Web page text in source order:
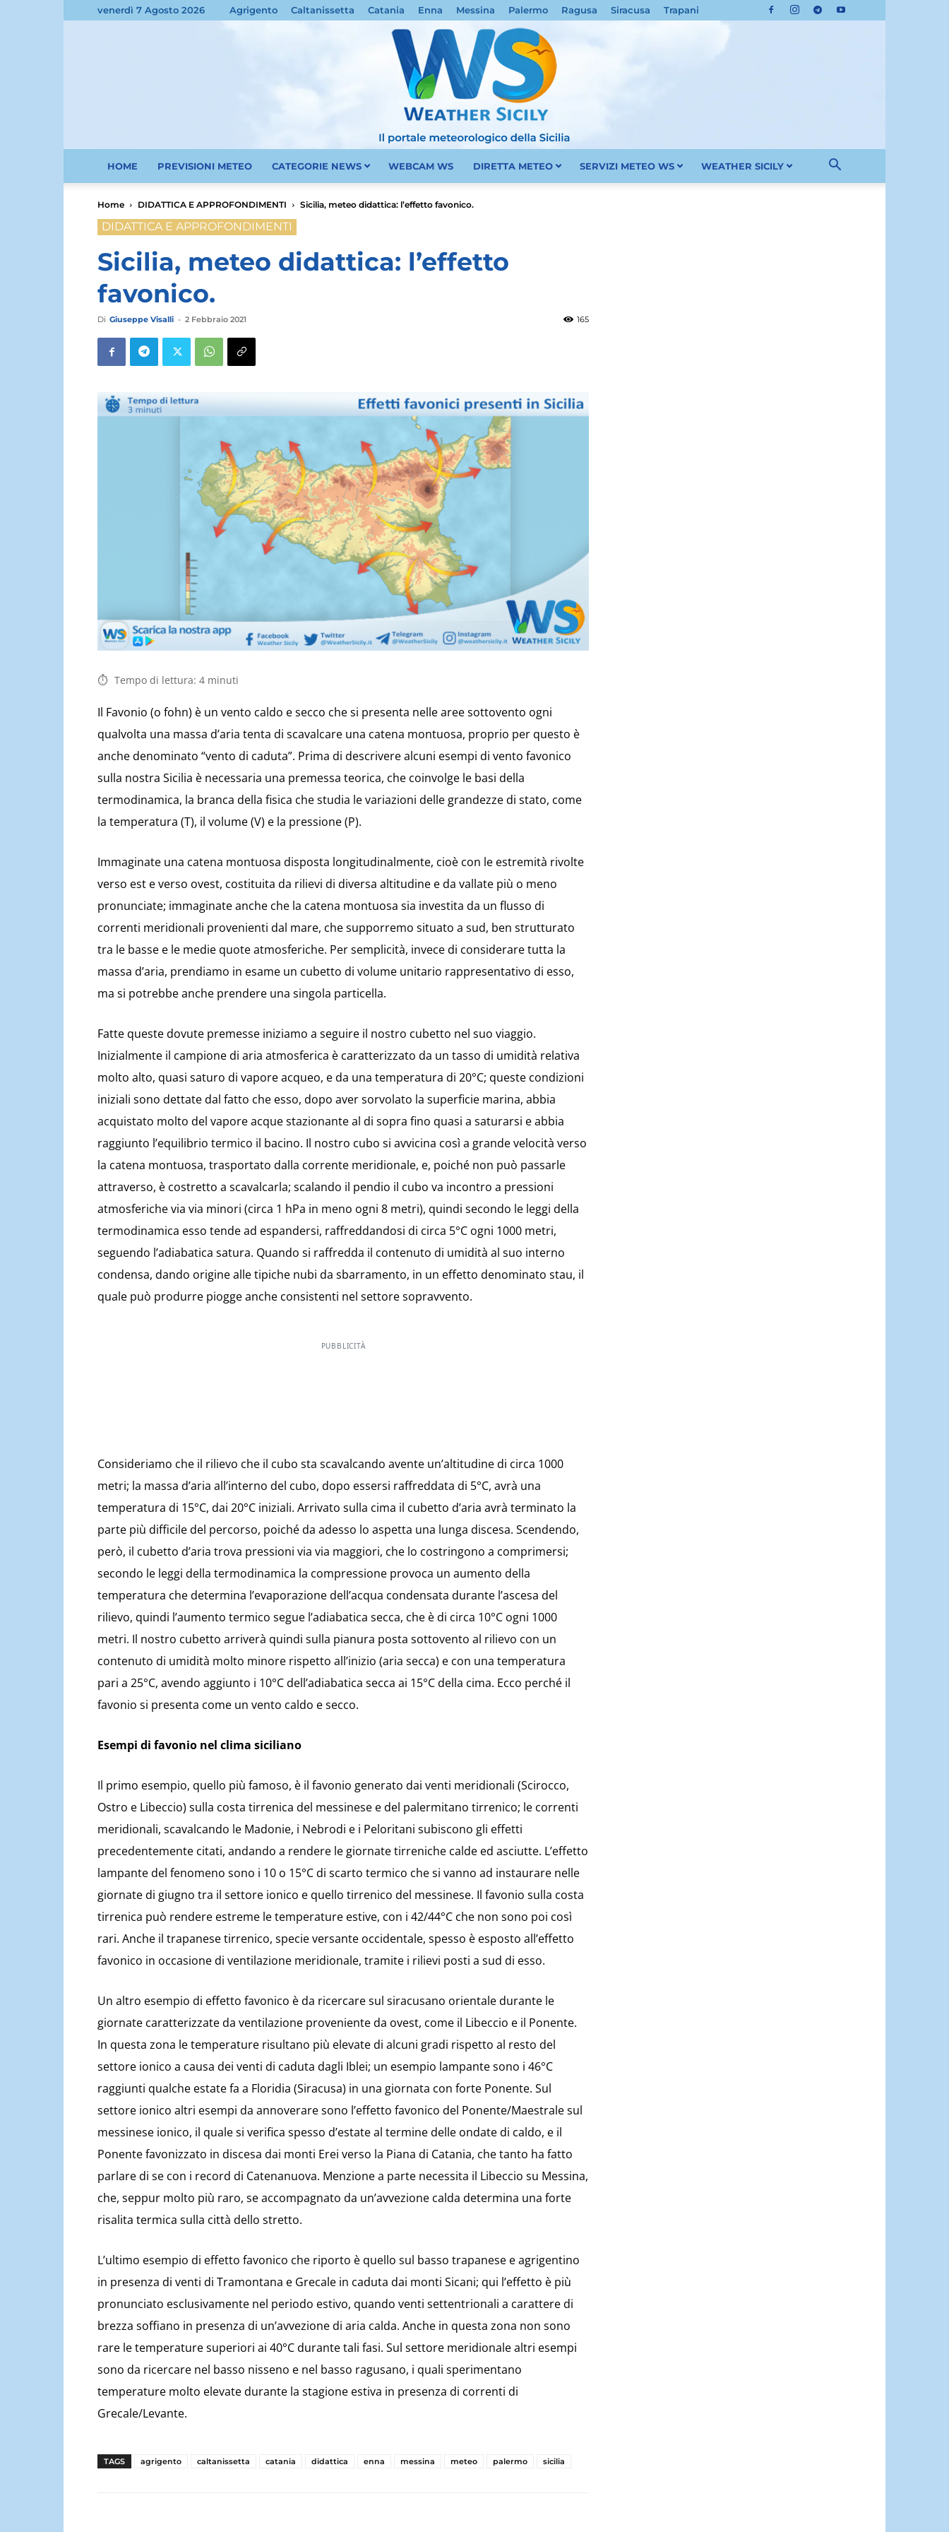
venerdì 7 Agosto 2026 Agrigento Caltanissetta Catania Enna Messina Palermo Ragusa Siracusa Trapani
Weather
HOME PREVISIONI METEO CATEGORIE NEWS WEBCAM WS DIRETTA METEO SERVIZI METEO WS WEATHER SICILY
Home DIDATTICA E APPROFONDIMENTI Sicilia, meteo didattica: l’effetto favonico.
DIDATTICA E APPROFONDIMENTI
Sicilia, meteo didattica: l’effetto
favonico.
Di Giuseppe Visalli - 2 Febbraio 2021 165
Tempo di lettura: 4 minuti
Il Favonio (o fohn) è un vento caldo e secco che si presenta nelle aree sottovento ogni
qualvolta una massa d’aria tenta di scavalcare una catena montuosa, proprio per questo è
anche denominato “vento di caduta”. Prima di descrivere alcuni esempi di vento favonico
sulla nostra Sicilia è necessaria una premessa teorica, che coinvolge le basi della
termodinamica, la branca della fisica che studia le variazioni delle grandezze di stato, come
la temperatura (T), il volume (V) e la pressione (P).
Immaginate una catena montuosa disposta longitudinalmente, cioè con le estremità rivolte
verso est e verso ovest, costituita da rilievi di diversa altitudine e da vallate più o meno
pronunciate; immaginate anche che la catena montuosa sia investita da un flusso di
correnti meridionali provenienti dal mare, che supporremo situato a sud, ben strutturato
tra le basse e le medie quote atmosferiche. Per semplicità, invece di considerare tutta la
massa d’aria, prendiamo in esame un cubetto di volume unitario rappresentativo di esso,
ma si potrebbe anche prendere una singola particella.
Fatte queste dovute premesse iniziamo a seguire il nostro cubetto nel suo viaggio.
Inizialmente il campione di aria atmosferica è caratterizzato da un tasso di umidità relativa
molto alto, quasi saturo di vapore acqueo, e da una temperatura di 20°C; queste condizioni
iniziali sono dettate dal fatto che esso, dopo aver sorvolato la superficie marina, abbia
acquistato molto del vapore acque stazionante al di sopra fino quasi a saturarsi e abbia
raggiunto l’equilibrio termico il bacino. Il nostro cubo si avvicina così a grande velocità verso
la catena montuosa, trasportato dalla corrente meridionale, e, poiché non può passarle
attraverso, è costretto a scavalcarla; scalando il pendio il cubo va incontro a pressioni
atmosferiche via via minori (circa 1 hPa in meno ogni 8 metri), quindi secondo le leggi della
termodinamica esso tende ad espandersi, raffreddandosi di circa 5°C ogni 1000 metri,
seguendo l’adiabatica satura. Quando si raffredda il contenuto di umidità al suo interno
condensa, dando origine alle tipiche nubi da sbarramento, in un effetto denominato stau, il
quale può produrre piogge anche consistenti nel settore sopravvento.
PUBBLICITÀ
Consideriamo che il rilievo che il cubo sta scavalcando avente un’altitudine di circa 1000
metri; la massa d’aria all’interno del cubo, dopo essersi raffreddata di 5°C, avrà una
temperatura di 15°C, dai 20°C iniziali. Arrivato sulla cima il cubetto d’aria avrà terminato la
parte più difficile del percorso, poiché da adesso lo aspetta una lunga discesa. Scendendo,
però, il cubetto d’aria trova pressioni via via maggiori, che lo costringono a comprimersi;
secondo le leggi della termodinamica la compressione provoca un aumento della
temperatura che determina l’evaporazione dell’acqua condensata durante l’ascesa del
rilievo, quindi l’aumento termico segue l’adiabatica secca, che è di circa 10°C ogni 1000
metri. Il nostro cubetto arriverà quindi sulla pianura posta sottovento al rilievo con un
contenuto di umidità molto minore rispetto all’inizio (aria secca) e con una temperatura
pari a 25°C, avendo aggiunto i 10°C dell’adiabatica secca ai 15°C della cima. Ecco perché il
favonio si presenta come un vento caldo e secco.
Esempi di favonio nel clima siciliano
Il primo esempio, quello più famoso, è il favonio generato dai venti meridionali (Scirocco,
Ostro e Libeccio) sulla costa tirrenica del messinese e del palermitano tirrenico; le correnti
meridionali, scavalcando le Madonie, i Nebrodi e i Peloritani subiscono gli effetti
precedentemente citati, andando a rendere le giornate tirreniche calde ed asciutte. L’effetto
lampante del fenomeno sono i 10 o 15°C di scarto termico che si vanno ad instaurare nelle
giornate di giugno tra il settore ionico e quello tirrenico del messinese. Il favonio sulla costa
tirrenica può rendere estreme le temperature estive, con i 42/44°C che non sono poi così
rari. Anche il trapanese tirrenico, specie versante occidentale, spesso è esposto all’effetto
favonico in occasione di ventilazione meridionale, tramite i rilievi posti a sud di esso.
Un altro esempio di effetto favonico è da ricercare sul siracusano orientale durante le
giornate caratterizzate da ventilazione proveniente da ovest, come il Libeccio e il Ponente.
In questa zona le temperature risultano più elevate di alcuni gradi rispetto al resto del
settore ionico a causa dei venti di caduta dagli Iblei; un esempio lampante sono i 46°C
raggiunti qualche estate fa a Floridia (Siracusa) in una giornata con forte Ponente. Sul
settore ionico altri esempi da annoverare sono l’effetto favonico del Ponente/Maestrale sul
messinese ionico, il quale si verifica spesso d’estate al termine delle ondate di caldo, e il
Ponente favonizzato in discesa dai monti Erei verso la Piana di Catania, che tanto ha fatto
parlare di se con i record di Catenanuova. Menzione a parte necessita il Libeccio su Messina,
che, seppur molto più raro, se accompagnato da un’avvezione calda determina una forte
risalita termica sulla città dello stretto.
L’ultimo esempio di effetto favonico che riporto è quello sul basso trapanese e agrigentino
in presenza di venti di Tramontana e Grecale in caduta dai monti Sicani; qui l’effetto è più
pronunciato esclusivamente nel periodo estivo, quando venti settentrionali a carattere di
brezza soffiano in presenza di un’avvezione di aria calda. Anche in questa zona non sono
rare le temperature superiori ai 40°C durante tali fasi. Sul settore meridionale altri esempi
sono da ricercare nel basso nisseno e nel basso ragusano, i quali sperimentano
temperature molto elevate durante la stagione estiva in presenza di correnti di
Grecale/Levante.
TAGS agrigento caltanissetta catania didattica enna messina meteo palermo sicilia